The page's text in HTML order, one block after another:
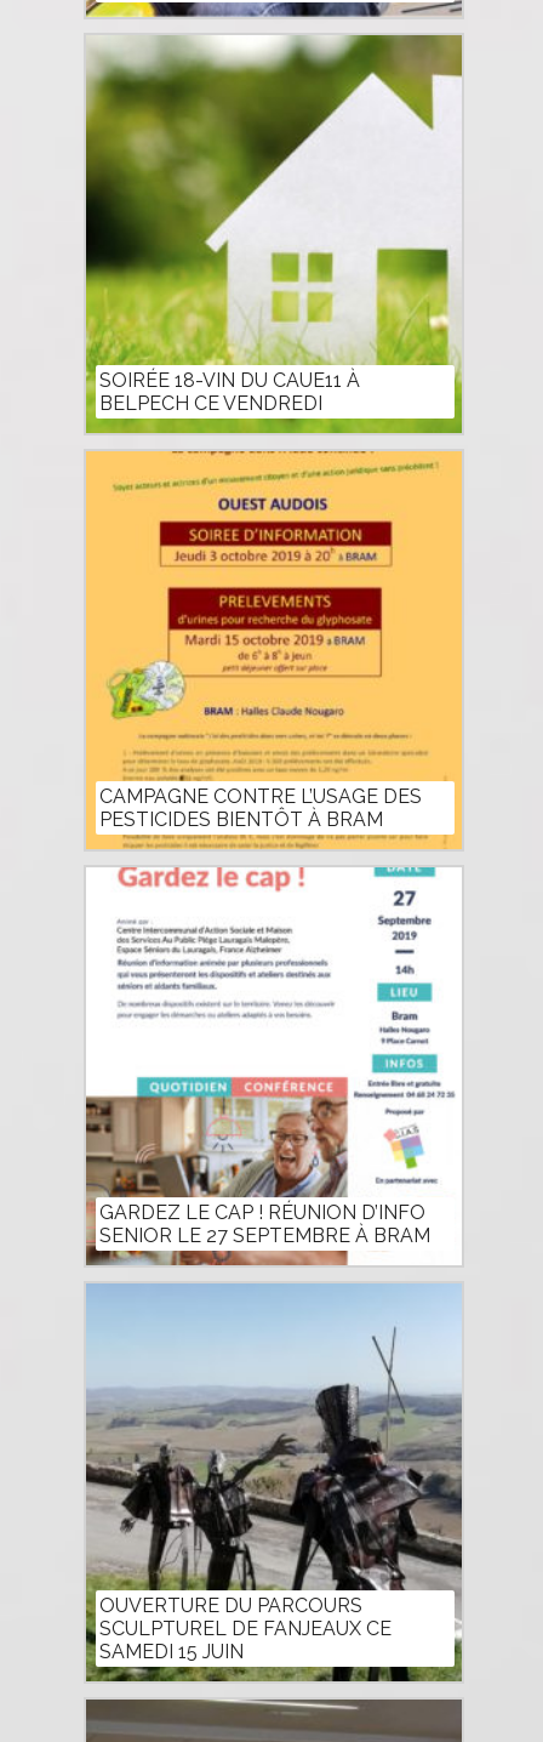
SOIRÉE 18-VIN DU CAUE11 À
BELPECH CE VENDREDI
CAMPAGNE CONTRE L’USAGE DES
PESTICIDES BIENTÔT À BRAM
GARDEZ LE CAP ! RÉUNION D’INFO
SENIOR LE 27 SEPTEMBRE À BRAM
OUVERTURE DU PARCOURS
SCULPTUREL DE FANJEAUX CE
SAMEDI 15 JUIN